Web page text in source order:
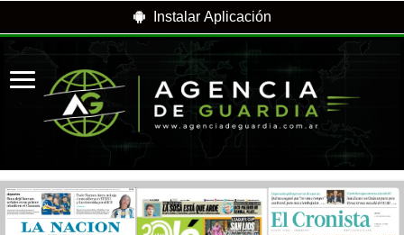
Instalar Aplicación